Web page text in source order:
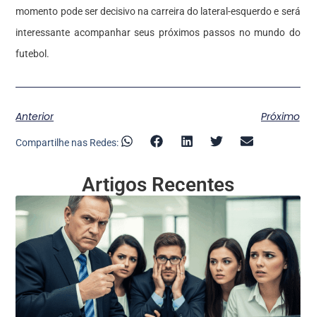
momento pode ser decisivo na carreira do lateral-esquerdo e será
interessante acompanhar seus próximos passos no mundo do
futebol.
Anterior Próximo
Compartilhe nas Redes:
Artigos Recentes